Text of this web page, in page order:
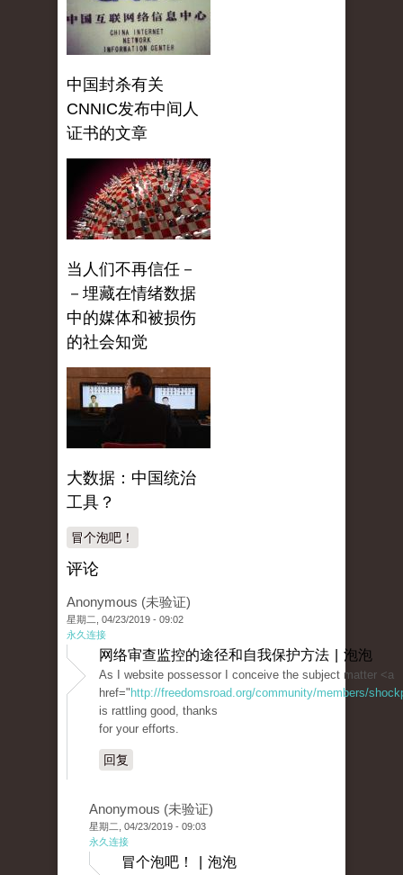
中国封杀有关
CNNIC发布中间人
证书的文章
当人们不再信任－
－埋藏在情绪数据
中的媒体和被损伤
的社会知觉
大数据：中国统治
工具？
冒个泡吧！
评论
Anonymous (未验证)
星期二, 04/23/2019 - 09:02
永久连接
网络审查监控的途径和自我保护方法 | 泡泡
As I website possessor I conceive the subject matter <a
href=" http://freedomsroad.org/community/members/
is rattling good, thanks
for your efforts.
回复
Anonymous (未验证)
星期二, 04/23/2019 - 09:03
永久连接
冒个泡吧！ | 泡泡